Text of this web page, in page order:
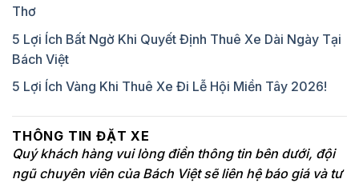
Thơ
5 Lợi Ích Bất Ngờ Khi Quyết Định Thuê Xe Dài Ngày Tại
Bách Việt
5 Lợi Ích Vàng Khi Thuê Xe Đi Lễ Hội Miền Tây 2026!
THÔNG TIN ĐẶT XE
Quý khách hàng vui lòng điền thông tin bên dưới, đội
ngũ chuyên viên của Bách Việt sẽ liên hệ báo giá và tư